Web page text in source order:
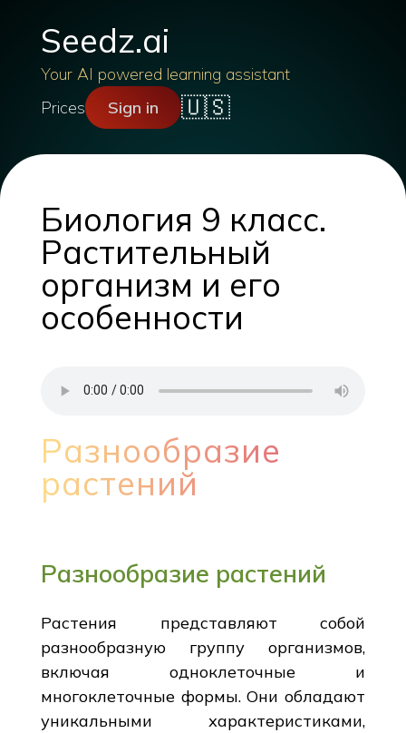
Seedz.ai
Your AI powered learning assistant
Prices
Sign in 🇺🇸
Биология 9 класс.
Растительный
организм и его
особенности
Разнообразие
растений
Разнообразие растений
Растения представляют собой
разнообразную группу организмов,
включая одноклеточные и
многоклеточные формы. Они обладают
уникальными характеристиками,